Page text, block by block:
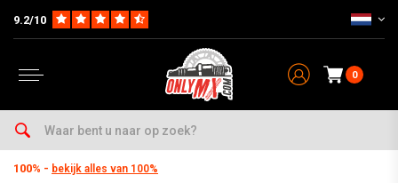
9.2/10
0
Home Crossbrillen & Accesoires
100% - bekijk alles van 100%